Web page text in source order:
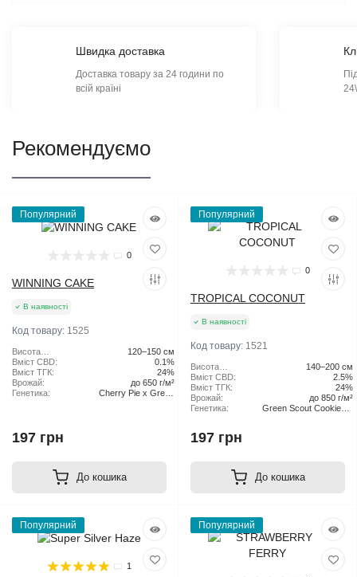
Швидка доставка
Доставка товару за 24 години по
всій країні
Рекомендуємо
Популярний
0
WINNING CAKE
В наявності
Код товару: 1525
Висота
рослини:
120–150 см
Вміст CBD:
0.1%
Вміст ТГК:
24%
Врожай:
до 650 г/м²
Генетика:
Cherry Pie x Green
197 грн
До кошика
Популярний
0
TROPICAL COCONUT
В наявності
Код товару: 1521
Висота
рослини:
140–200 см
Вміст CBD:
2.5%
Вміст ТГК:
24%
Врожай:
до 850 г/м²
Генетика:
Green Scout Cookies x
197 грн
До кошика
Популярний
1
Популярний